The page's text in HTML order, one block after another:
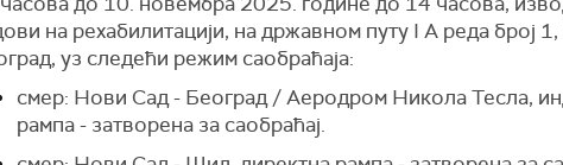
на рехабилитацији, на државном путу I А реда број
уз следећи режим саобраћаја:
смер: Нови Сад - Београд / Аеродром Никола Тесла,
рампа - затворена за саобраћај.